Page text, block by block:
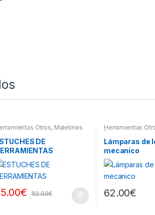
Otros, Maletines
otros
DE
€ 112.00€
Herramientas
| Linternas Led
Lámparas de
mecanico
62.00€